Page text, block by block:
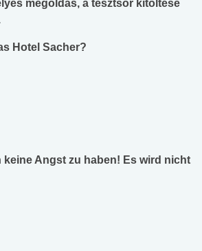
megoldás, a tesztsor kitöltése
Hotel Sacher?
keine Angst zu haben! Es wird nicht